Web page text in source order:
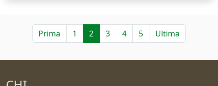
Prima 1 2 3 4 5 Ultima